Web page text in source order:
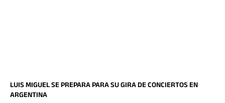
LUIS MIGUEL SE PREPARA PARA SU GIRA DE CONCIERTOS EN
ARGENTINA